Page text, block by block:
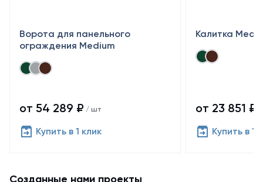
Ворота для панельного
ограждения Medium
от 54 289 ₽ / шт
Купить в 1 клик
Калитка
от 23 851 ₽
Купить в 1
Созданные нами проекты